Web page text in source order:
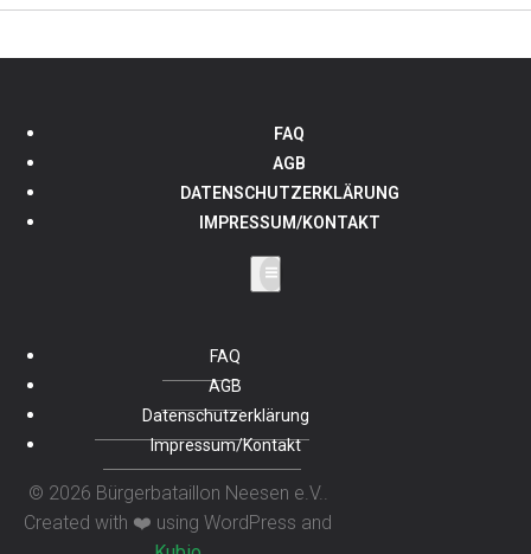
FAQ
AGB
DATENSCHUTZERKLÄRUNG
IMPRESSUM/KONTAKT
FAQ
AGB
Datenschutzerklärung
Impressum/Kontakt
© 2026 Bürgerbataillon Neesen e.V..
Created with ❤️ using WordPress and